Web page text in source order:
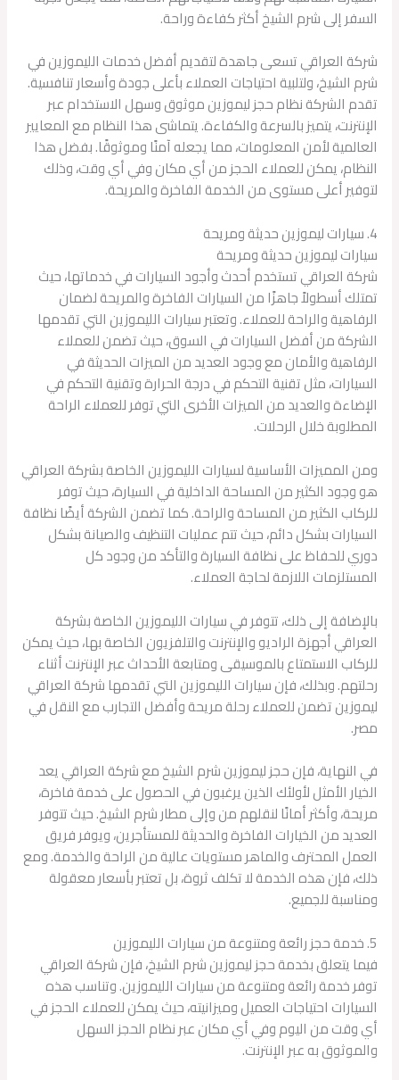
السفر إلى شرم الشيخ أكثر كفاءة وراحة.
شركة العراقي تسعى جاهدة لتقديم أفضل خدمات الليموزين في
شرم الشيخ، ولتلبية احتياجات العملاء بأعلى جودة وأسعار تنافسية.
تقدم الشركة نظام حجز ليموزين موثوق وسهل الاستخدام عبر
الإنترنت، يتميز بالسرعة والكفاءة. يتماشى هذا النظام مع المعايير
العالمية لأمن المعلومات، مما يجعله آمنًا وموثوقًا. بفضل هذا
النظام، يمكن للعملاء الحجز من أي مكان وفي أي وقت، وذلك
لتوفير أعلى مستوى من الخدمة الفاخرة والمريحة.
4. سيارات ليموزين حديثة ومريحة
سيارات ليموزين حديثة ومريحة
شركة العراقي تستخدم أحدث وأجود السيارات في خدماتها، حيث
تمتلك أسطولاً جاهزًا من السيارات الفاخرة والمريحة لضمان
الرفاهية والراحة للعملاء. وتعتبر سيارات الليموزين التي تقدمها
الشركة من أفضل السيارات في السوق، حيث تضمن للعملاء
الرفاهية والأمان مع وجود العديد من الميزات الحديثة في
السيارات، مثل تقنية التحكم في درجة الحرارة وتقنية التحكم في
الإضاءة والعديد من الميزات الأخرى التي توفر للعملاء الراحة
المطلوبة خلال الرحلات.
ومن المميزات الأساسية لسيارات الليموزين الخاصة بشركة العراقي
هو وجود الكثير من المساحة الداخلية في السيارة، حيث توفر
للركاب الكثير من المساحة والراحة. كما تضمن الشركة أيضًا نظافة
السيارات بشكل دائم، حيث تتم عمليات التنظيف والصيانة بشكل
دوري للحفاظ على نظافة السيارة والتأكد من وجود كل
المستلزمات اللازمة لحاجة العملاء.
بالإضافة إلى ذلك، تتوفر في سيارات الليموزين الخاصة بشركة
العراقي أجهزة الراديو والإنترنت والتلفزيون الخاصة بها، حيث يمكن
للركاب الاستمتاع بالموسيقى ومتابعة الأحداث عبر الإنترنت أثناء
رحلتهم. وبذلك، فإن سيارات الليموزين التي تقدمها شركة العراقي
ليموزين تضمن للعملاء رحلة مريحة وأفضل التجارب مع النقل في
مصر.
في النهاية، فإن حجز ليموزين شرم الشيخ مع شركة العراقي يعد
الخيار الأمثل لأولئك الذين يرغبون في الحصول على خدمة فاخرة،
مريحة، وأكثر أمانًا لنقلهم من وإلى مطار شرم الشيخ. حيث تتوفر
العديد من الخيارات الفاخرة والحديثة للمستأجرين، ويوفر فريق
العمل المحترف والماهر مستويات عالية من الراحة والخدمة. ومع
ذلك، فإن هذه الخدمة لا تكلف ثروة، بل تعتبر بأسعار معقولة
ومناسبة للجميع.
5. خدمة حجز رائعة ومتنوعة من سيارات الليموزين
فيما يتعلق بخدمة حجز ليموزين شرم الشيخ، فإن شركة العراقي
توفر خدمة رائعة ومتنوعة من سيارات الليموزين. وتناسب هذه
السيارات احتياجات العميل وميزانيته، حيث يمكن للعملاء الحجز في
أي وقت من اليوم وفي أي مكان عبر نظام الحجز السهل
والموثوق به عبر الإنترنت.